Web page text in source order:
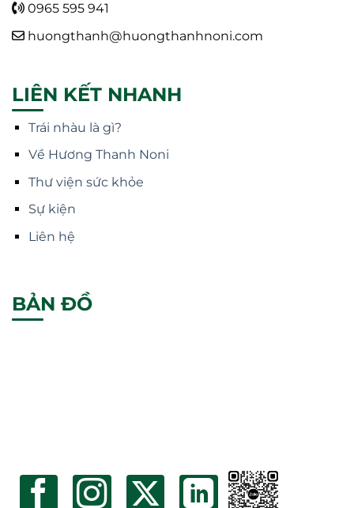
0965 595 941
huongthanh@huongthanhnoni.com
LIÊN KẾT NHANH
Trái nhàu là gì?
Về Hương Thanh Noni
Thư viện sức khỏe
Sự kiện
Liên hệ
BẢN ĐỒ